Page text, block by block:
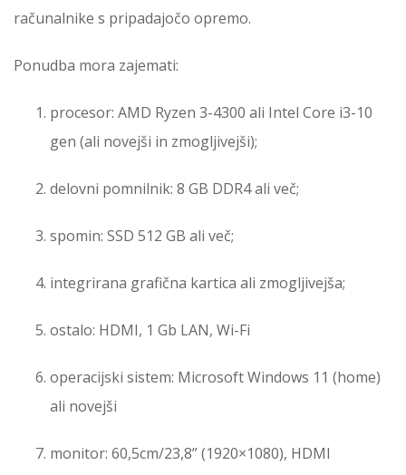
računalnike s pripadajočo opremo.
Ponudba mora zajemati:
procesor: AMD Ryzen 3-4300 ali Intel Core i3-10
gen (ali novejši in zmogljivejši);
delovni pomnilnik: 8 GB DDR4 ali več;
spomin: SSD 512 GB ali več;
integrirana grafična kartica ali zmogljivejša;
ostalo: HDMI, 1 Gb LAN, Wi-Fi
operacijski sistem: Microsoft Windows 11 (home)
ali novejši
monitor: 60,5cm/23,8” (1920×1080), HDMI